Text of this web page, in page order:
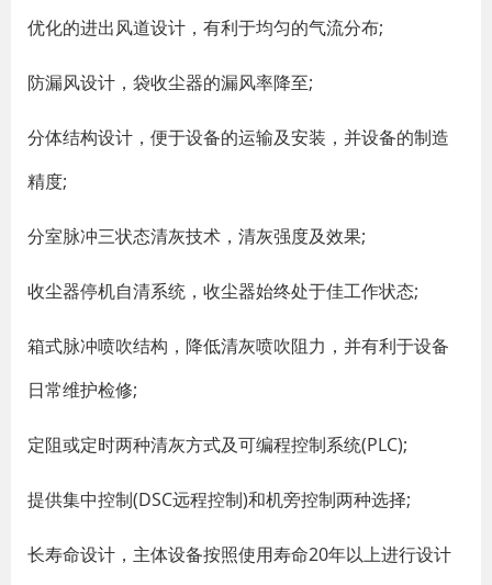
优化的进出风道设计，有利于均匀的气流分布;
防漏风设计，袋收尘器的漏风率降至;
分体结构设计，便于设备的运输及安装，并设备的制造
精度;
分室脉冲三状态清灰技术，清灰强度及效果;
收尘器停机自清系统，收尘器始终处于佳工作状态;
箱式脉冲喷吹结构，降低清灰喷吹阻力，并有利于设备
日常维护检修;
定阻或定时两种清灰方式及可编程控制系统(PLC);
提供集中控制(DSC远程控制)和机旁控制两种选择;
长寿命设计，主体设备按照使用寿命20年以上进行设计